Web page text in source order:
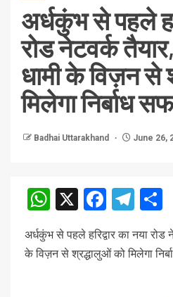
अर्धकुंभ से पहले
रोड नेटवर्क
धामी के विज़न से
मिलेगा निर्बाध
Badhai Uttarakhand June 26,
WhatsApp
X
अर्धकुंभ से पहले हरिद्वार का नया रोड
के विज़न से श्रद्धालुओं को मिलेगा